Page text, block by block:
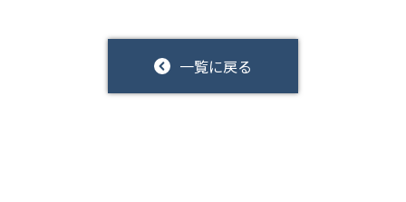
一覧に戻る